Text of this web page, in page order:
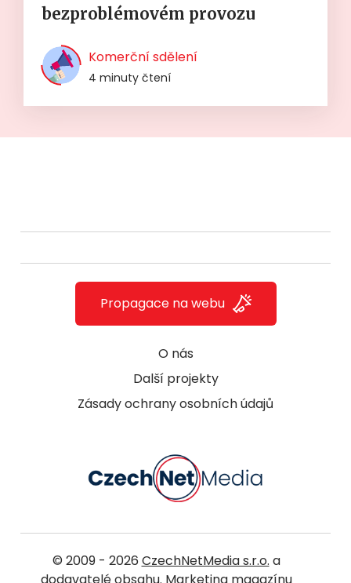
bezproblémovém provozu
Komerční sdělení
4 minuty čtení
O nás
Další projekty
Zásady ochrany osobních údajů
Propagace na webu
© 2009 - 2026 CzechNetMedia s.r.o. a